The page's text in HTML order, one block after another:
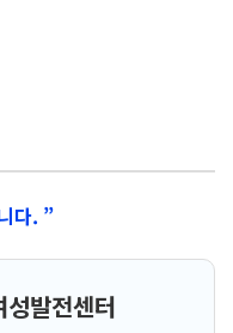
다. ”
발전센터